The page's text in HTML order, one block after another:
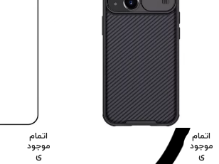
اتمام
موجود
ی
اتمام
موجود
ی